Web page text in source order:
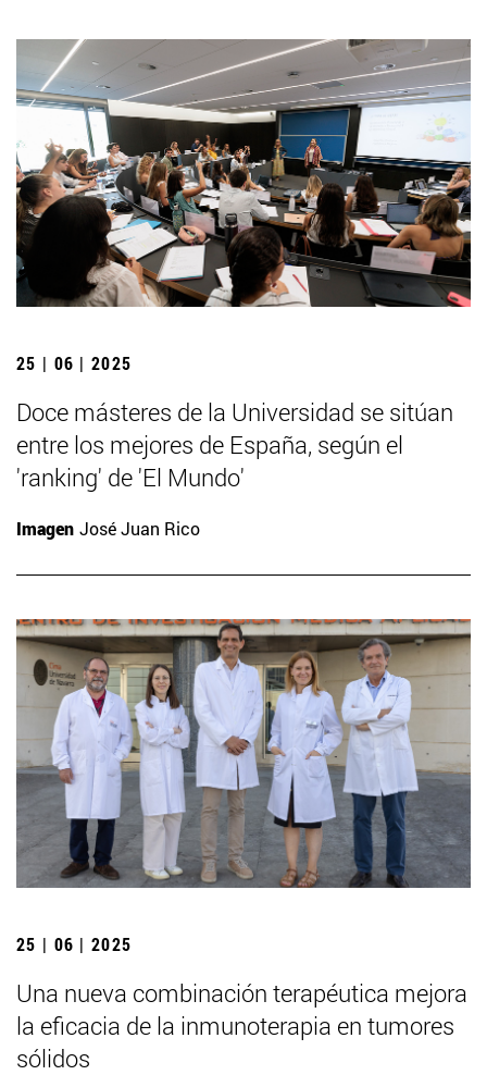
25 | 06 | 2025
Doce másteres de la Universidad se sitúan
entre los mejores de España, según el
'ranking' de 'El Mundo'
Imagen José Juan Rico
25 | 06 | 2025
Una nueva combinación terapéutica mejora
la eficacia de la inmunoterapia en tumores
sólidos